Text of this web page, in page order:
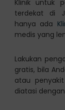
Klinik untuk
terdekat di
hanya ada
medis yang
Lakukan
gratis, bila
atau
diatasi